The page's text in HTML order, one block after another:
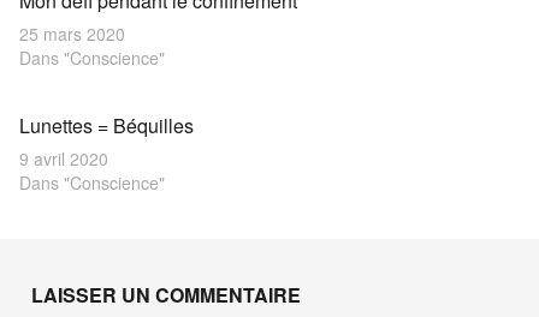
25 mars 2020
Dans "Conscience"
Lunettes = Béquilles
9 avril 2020
Dans "Conscience"
Skip back to main navigation
LAISSER UN COMMENTAIRE